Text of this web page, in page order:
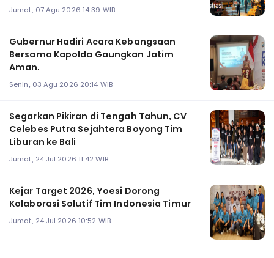
Jumat, 07 Agu 2026 14:39 WIB
Gubernur Hadiri Acara Kebangsaan
Bersama Kapolda Gaungkan Jatim
Aman.
Senin, 03 Agu 2026 20:14 WIB
Segarkan Pikiran di Tengah Tahun, CV
Celebes Putra Sejahtera Boyong Tim
Liburan ke Bali
Jumat, 24 Jul 2026 11:42 WIB
Kejar Target 2026, Yoesi Dorong
Kolaborasi Solutif Tim Indonesia Timur
Jumat, 24 Jul 2026 10:52 WIB